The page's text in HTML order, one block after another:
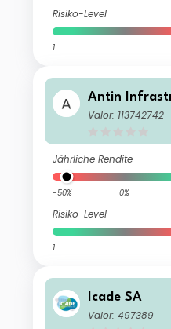
Risiko-Level
1
Antin
Valor: 113742742
Jährliche Rendite
-50% 0%
Risiko-Level
1
Icade SA
Valor: 497389